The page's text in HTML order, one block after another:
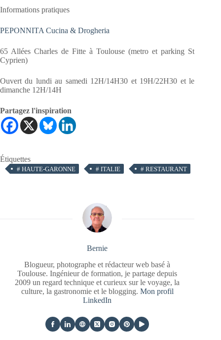
Informations pratiques
PEPONNITA Cucina & Drogheria
65 Allées Charles de Fitte à Toulouse (metro et parking St
Cyprien)
Ouvert du lundi au samedi 12H/14H30 et 19H/22H30 et le
dimanche 12H/14H
Partagez l'inspiration
Étiquettes
# HAUTE-GARONNE # ITALIE # RESTAURANT
Bernie
Blogueur, photographe et rédacteur web basé à
Toulouse. Ingénieur de formation, je partage depuis
2009 un regard technique et curieux sur le voyage, la
culture, la gastronomie et le blogging. Mon profil
LinkedIn